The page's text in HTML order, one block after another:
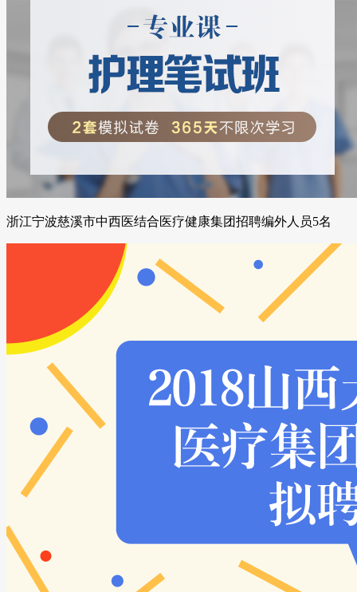
浙江宁波慈溪市中西医结合医疗健康集团招聘编外人员5名